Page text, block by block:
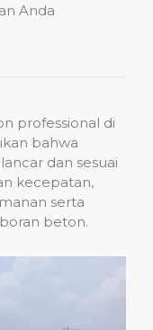
Anda
professional di
bahwa
dan sesuai
kecepatan,
serta
beton.